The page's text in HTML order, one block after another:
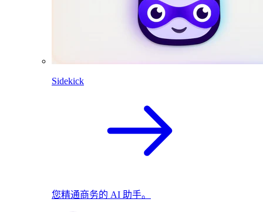
Sidekick
您精通商务的 AI 助手。